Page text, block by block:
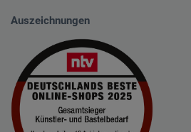
Auszeichnungen